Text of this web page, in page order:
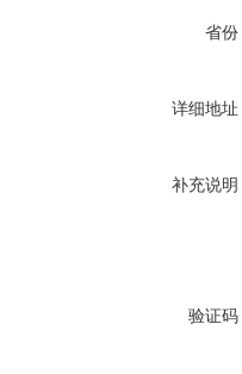
省份
详细地址
补充说明
验证码